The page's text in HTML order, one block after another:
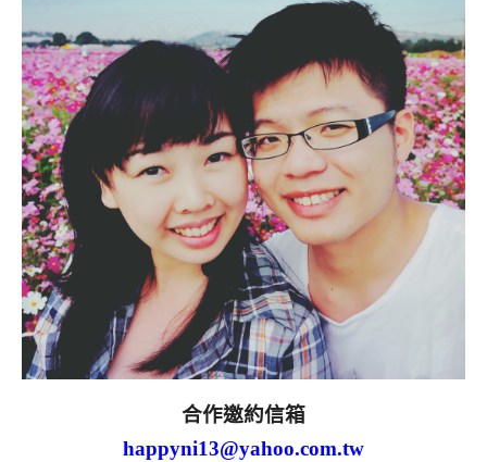
合作邀約信箱
happyni13@yahoo.com.tw